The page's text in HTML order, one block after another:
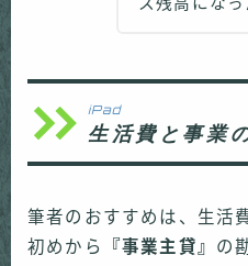
iPad
生活費と事業
筆者のおすすめは、生活
初めから
『事業主貸』 の